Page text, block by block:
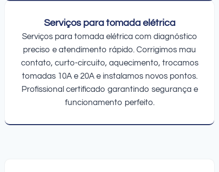
Serviços para tomada elétrica
Serviços para tomada elétrica com diagnóstico
preciso e atendimento rápido. Corrigimos mau
contato, curto-circuito, aquecimento, trocamos
tomadas 10A e 20A e instalamos novos pontos.
Profissional certificado garantindo segurança e
funcionamento perfeito.